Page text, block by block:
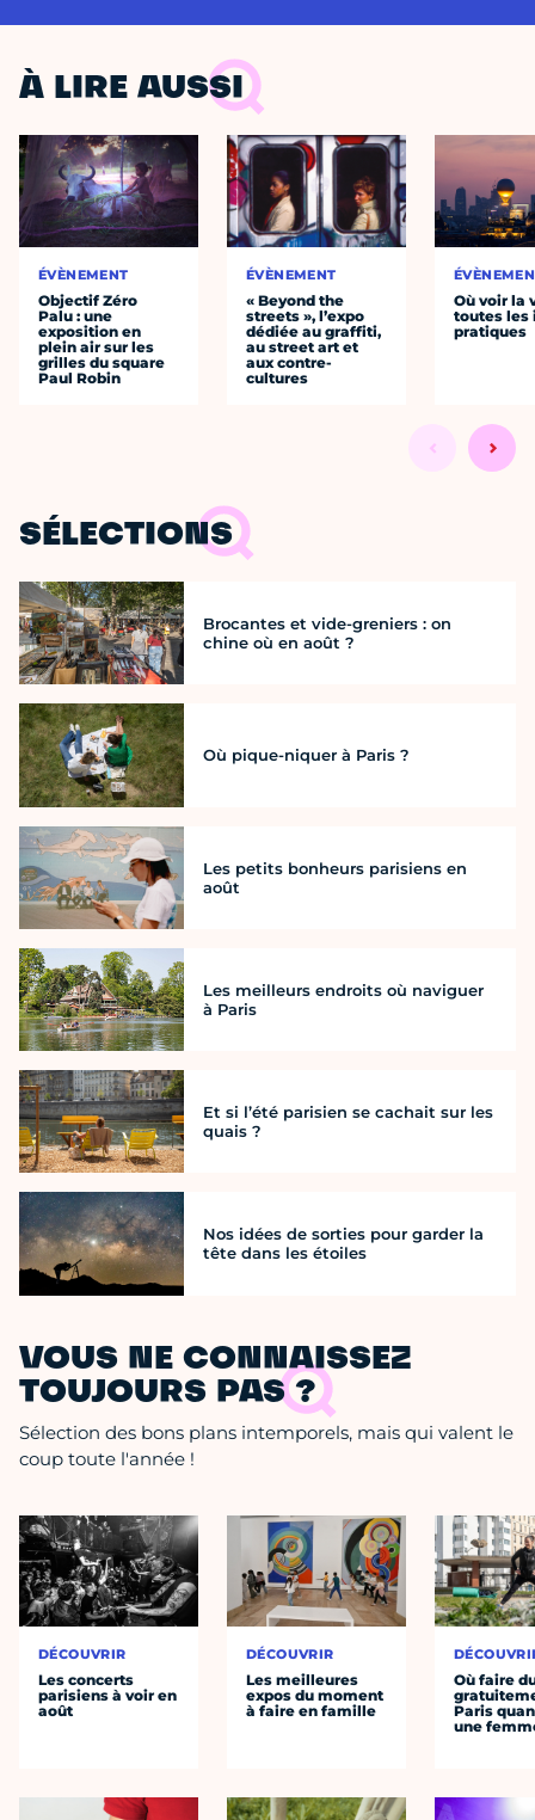
À LIRE AUSSI
ÉVÈNEMENT
Objectif Zéro
Palu : une
exposition en
plein air sur les
grilles du square
Paul Robin
ÉVÈNEMENT
« Beyond the
streets », l’expo
dédiée au graffiti,
au street art et
aux contre-
cultures
Où voir la
toutes les
pratiques
SÉLECTIONS
Brocantes et vide-greniers : on
chine où en août ?
Où pique-niquer à Paris ?
Les petits bonheurs parisiens en
août
Les meilleurs endroits où naviguer
à Paris
Et si l’été parisien se cachait sur les
quais ?
Nos idées de sorties pour garder la
tête dans les étoiles
VOUS NE CONNAISSEZ
TOUJOURS PAS ?
Sélection des bons plans intemporels, mais qui valent le
coup toute l'année !
DÉCOUVRIR
Les concerts
parisiens à voir en
août
DÉCOUVRIR
Les meilleures
expos du moment
à faire en famille
Où faire
Paris
une